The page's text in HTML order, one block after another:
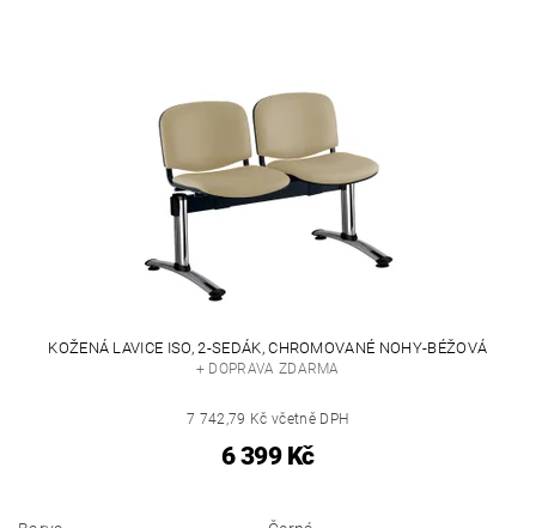
KOŽENÁ LAVICE ISO, 2-SEDÁK, CHROMOVANÉ NOHY-BÉŽOVÁ
+ DOPRAVA ZDARMA
7 742,79 Kč včetně DPH
6 399 Kč